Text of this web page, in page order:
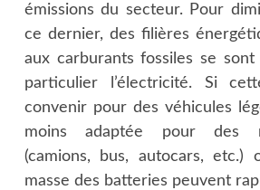
émissions du secteur. Pour
ce dernier, des filières
aux carburants fossiles se sont
particulier l’électricité. Si
convenir pour des véhicules
moins adaptée pour des
(camions, bus, autocars,
masse des batteries peuvent